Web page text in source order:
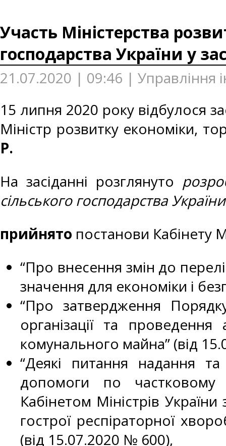
Участь Міністерства
господарства України у
21.07.2020 | 09:46 | Управління
15 липня 2020 року відбулося
Міністр розвитку економіки,
Р.
На засіданні розглянуто
сільського господарства України
прийнято постанови Кабінету
“Про внесення змін до
значення для економіки і
“Про затвердження
організації та
комунального майна” (від
“Деякі питання надання
допомоги по частковому
Кабінетом Міністрів
гострої респіраторної
(від 15.07.2020 № 600),